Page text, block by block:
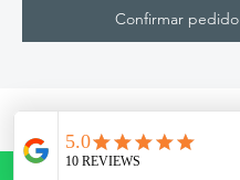
Confirmar pedido